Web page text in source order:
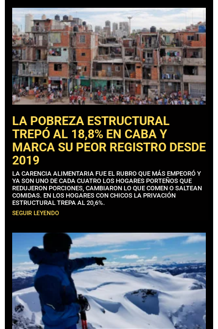
LA POBREZA ESTRUCTURAL
TREPÓ AL 18,8% EN CABA Y
MARCA SU PEOR REGISTRO DESDE
2019
LA CARENCIA ALIMENTARIA FUE EL RUBRO QUE MÁS EMPEORÓ Y
YA SON UNO DE CADA CUATRO LOS HOGARES PORTEÑOS QUE
REDUJERON PORCIONES, CAMBIARON LO QUE COMEN O SALTEAN
COMIDAS. EN LOS HOGARES CON CHICOS LA PRIVACIÓN
ESTRUCTURAL TREPA AL 20,6%.
SEGUIR LEYENDO